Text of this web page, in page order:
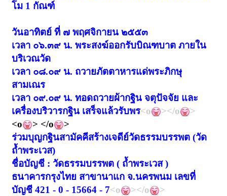
โม 1 กัณฑ์
วันอาทิตย์ ที่ ๗ พฤศจิกายน ๒๕๕๓
เวลา ๐๖.๓๙ น. พระสงฆ์ออกรับบิณฑบาต ภายใน
บริเวณวัด
เวลา ๐๘.๐๙ น. ถวายภัตตาหารแด่พระภิกษุ
สามเณร
เวลา ๐๙.๐๙ น. ทอดถวายผ้ากฐิน จตุปัจจัย และ
เครื่องบริวารกฐิน เสร็จแล้วรับพร<o ></o
>
<o
> </o
>
ร่วมบุญกฐินสามัคคีสร้างเจดีย์วัดธรรมบรรพต (วัด
ถ้ำพระเวส)
ชื่อบัญชี : วัดธรรมบรรพต ( ถ้ำพระเวส)
ธนาคารกรุงไทย สาขานาแก จ.นครพนม เลขที่
บัญชี421 - 0 - 15664 - 7<o ></o
>